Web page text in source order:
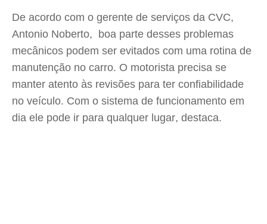
De acordo com o gerente de serviços da CVC,
Antonio Noberto, boa parte desses problemas
mecânicos podem ser evitados com uma rotina de
manutenção no carro. O motorista precisa se
manter atento às revisões para ter confiabilidade
no veículo. Com o sistema de funcionamento em
dia ele pode ir para qualquer lugar, destaca.